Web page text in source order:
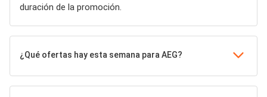
duración de la promoción.
¿Qué ofertas hay esta semana para AEG?